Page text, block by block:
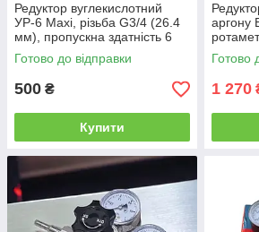
Редуктор вуглекислотний
УР-6 Maxi, різьба G3/4 (26.4
мм), пропускна здатність 6
м³/год
Готово до відправки
500 ₴
Купити
аргону
Готово
1 270